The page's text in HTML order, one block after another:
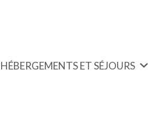
HÉBERGEMENTS ET SÉJOURS